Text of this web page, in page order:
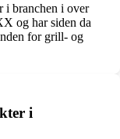
i branchen i over
og har siden da
for grill- og
i